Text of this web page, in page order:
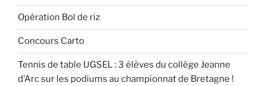
Opération Bol de riz
Concours Carto
Tennis de table UGSEL : 3 élèves du collège Jeanne
d’Arc sur les podiums au championnat de Bretagne !